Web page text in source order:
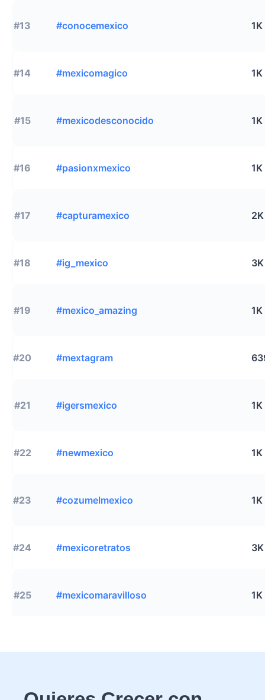
#13 #conocemexico 1K
#14 #mexicomagico 1K
#15 #mexicodesconocido 1K
#16 #pasionxmexico 1K
#17 #capturamexico 2K
#18 #ig_mexico 3K
#19 #mexico_amazing 1K
#20 #mextagram
#21 #igersmexico 1K
#22 #newmexico 1K
#23 #cozumelmexico 1K
#24 #mexicoretratos 3K
#25 #mexicomaravilloso 1K